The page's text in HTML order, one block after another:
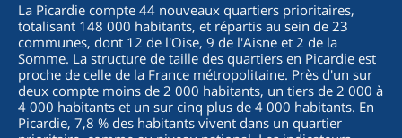
La Picardie compte 44 nouveaux quartiers prioritaires,
totalisant 148 000 habitants, et répartis au sein de 23
communes, dont 12 de l'Oise, 9 de l'Aisne et 2 de la
Somme. La structure de taille des quartiers en Picardie est
proche de celle de la France métropolitaine. Près d'un sur
deux compte moins de 2 000 habitants, un tiers de 2 000 à
4 000 habitants et un sur cinq plus de 4 000 habitants. En
Picardie, 7,8 % des habitants vivent dans un quartier